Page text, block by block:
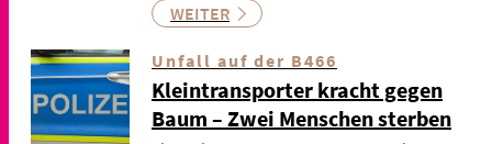
WEITER
Unfall auf der B466
Kleintransporter kracht gegen
Baum – Zwei Menschen sterben